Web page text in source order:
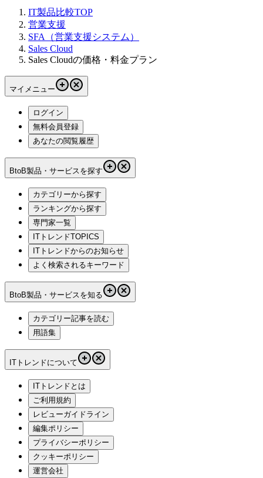
IT製品比較TOP
営業支援
SFA（営業支援システム）
Sales Cloud
Sales Cloudの価格・料金プラン
マイメニュー
ログイン
無料会員登録
あなたの閲覧履歴
BtoB製品・サービスを探す
カテゴリーから探す
ランキングから探す
専門家一覧
ITトレンドTOPICS
ITトレンドからのお知らせ
よく検索されるキーワード
BtoB製品・サービスを知る
カテゴリー記事を読む
用語集
ITトレンドについて
ITトレンドとは
ご利用規約
レビューガイドライン
編集ポリシー
プライバシーポリシー
クッキーポリシー
運営会社